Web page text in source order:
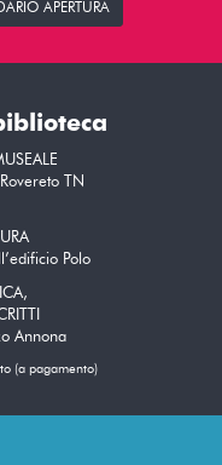
APERTURA
TN
Polo
Annona
(a pagamento)